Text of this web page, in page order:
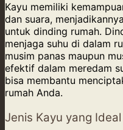
Kayu memiliki
dan suara,
untuk dinding rumah.
menjaga suhu di dalam
musim panas maupun
efektif dalam meredam
bisa membantu
rumah Anda.
Jenis Kayu yang